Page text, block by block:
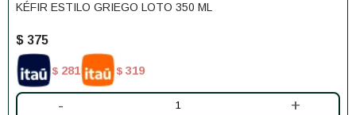
KÉFIR ESTILO GRIEGO LOTO 350 ML
$ 375
$ 281 $ 319
- +